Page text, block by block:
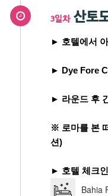
3일차산토
► 호텔에서
► Dye Fore
► 라운드 후
※ 로마를 본
션)
► 호텔 체크
Bahia